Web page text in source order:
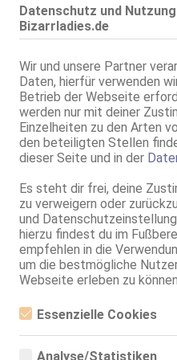
Datenschutz und
Bizarrladies.de
Wir und unsere Partner
Daten, hierfür verwenden
Betrieb der Webseite
werden nur mit deiner
Einzelheiten zu den Arten
den beteiligten Stellen
dieser Seite und in der
Es steht dir frei, deine
zu verweigern oder
und
hierzu findest du im
empfehlen in die
um die bestmögliche
Webseite erleben zu
Essenzielle Cookies
Essenzielle Cookies sind alle
Analyse/Statistiken
Eichwalde
MIU MIU
Treuenbrietzen
AV Cherry
ZK, AV, 69, GF6,
ZK, AV, 69, GF6,
Forst (Lausitz)
COCO